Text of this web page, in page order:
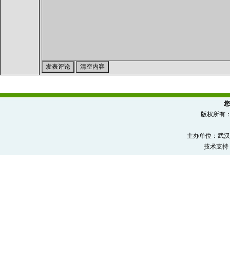
版权所有
主办单位：武
技术支持